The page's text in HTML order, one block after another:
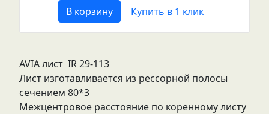
В корзину Купить в 1 клик
AVIA лист IR 29-113
Лист изготавливается из рессорной полосы
сечением 80*3
Межцентровое расстояние по коренному листу